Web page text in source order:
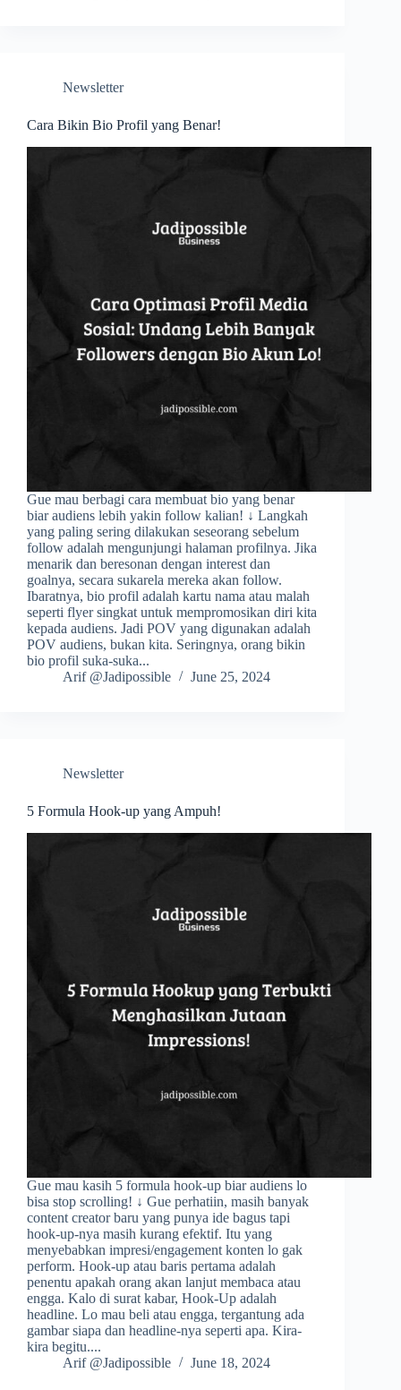
Newsletter
Cara Bikin Bio Profil yang Benar!
Gue mau berbagi cara membuat bio yang benar
biar audiens lebih yakin follow kalian! ↓ Langkah
yang paling sering dilakukan seseorang sebelum
follow adalah mengunjungi halaman profilnya. Jika
menarik dan beresonan dengan interest dan
goalnya, secara sukarela mereka akan follow.
Ibaratnya, bio profil adalah kartu nama atau malah
seperti flyer singkat untuk mempromosikan diri kita
kepada audiens. Jadi POV yang digunakan adalah
POV audiens, bukan kita. Seringnya, orang bikin
bio profil suka-suka...
Arif @Jadipossible
June 25, 2024
Newsletter
5 Formula Hook-up yang Ampuh!
Gue mau kasih 5 formula hook-up biar audiens lo
bisa stop scrolling! ↓ Gue perhatiin, masih banyak
content creator baru yang punya ide bagus tapi
hook-up-nya masih kurang efektif. Itu yang
menyebabkan impresi/engagement konten lo gak
perform. Hook-up atau baris pertama adalah
penentu apakah orang akan lanjut membaca atau
engga. Kalo di surat kabar, Hook-Up adalah
headline. Lo mau beli atau engga, tergantung ada
gambar siapa dan headline-nya seperti apa. Kira-
kira begitu....
Arif @Jadipossible
June 18, 2024